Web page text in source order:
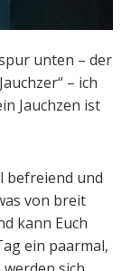
unten – der
– ich
Jauchzen ist
befreiend und
von breit
kann Euch
ein paarmal,